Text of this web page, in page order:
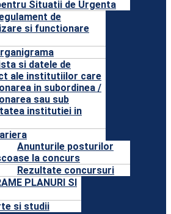
Situatii de Urgenta
de
si functionare
si datele de
ale institutiilor care
in subordinea /
sau sub
institutiei in
Anunturile posturilor
la concurs
Rezultate concursuri
PLANURI SI
si studii